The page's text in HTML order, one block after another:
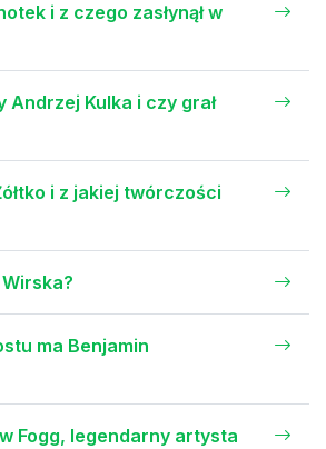
i z czego zasłynął w
Andrzej Kulka i czy grał
i z jakiej twórczości
ma Benjamin
Fogg, legendarny artysta